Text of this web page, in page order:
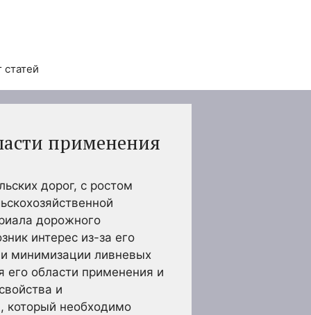
статей
применения
дорог, с ростом
дорожного
интерес из-за его
и минимизации ливневых
его области применения и
и
который необходимо